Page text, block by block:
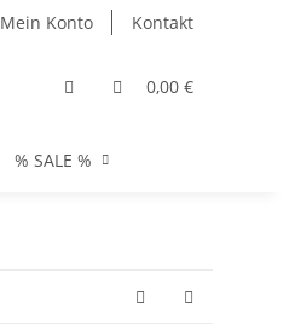
Mein Konto Kontakt
0,00 €
% SALE %